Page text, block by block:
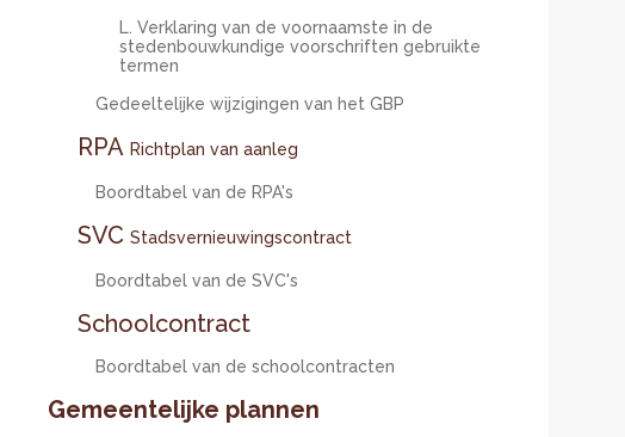
L. Verklaring van de voornaamste in de
stedenbouwkundige voorschriften gebruikte
termen
Gedeeltelijke wijzigingen van het GBP
RPA Richtplan van aanleg
Boordtabel van de RPA's
SVC Stadsvernieuwingscontract
Boordtabel van de SVC's
Schoolcontract
Boordtabel van de schoolcontracten
Gemeentelijke plannen